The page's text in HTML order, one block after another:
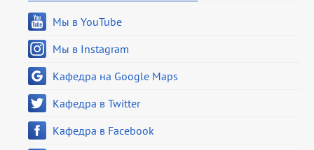
Мы в YouTube
Мы в Instagram
Кафедра на Google Maps
Кафедра в Twitter
Кафедра в Facebook